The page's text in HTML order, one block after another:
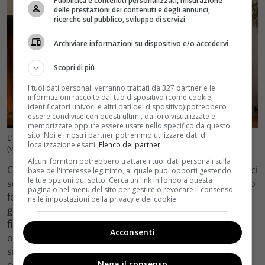
L’attrice Paola Michelini – foto profilo IG @paolmichelini
(velvetcinema.it)
Come riporta la nota testata digitale, tra le due sorelle ci
sono ben 5 anni di differenza, ma il loro legame è molto
forte.Oltre ad essere molto complici nella vita di tutti i
giorni, Paola e Giulia sono anche molto simili sul piano
fisico. Le due attrici, infatti, condividono i colori scuri di
occhi e capelli ed hanno dei lineamenti molto simili. Lo
si vede bene dalle numerose foto che entrambe
delle prestazioni dei contenuti e degli annunci,
ricerche sul pubblico, sviluppo di servizi
Archiviare informazioni su dispositivo e/o accedervi
Scopri di più
I tuoi dati personali verranno trattati da 327 partner e le
informazioni raccolte dal tuo dispositivo (come cookie,
identificatori univoci e altri dati del dispositivo) potrebbero
essere condivise con questi ultimi, da loro visualizzate e
memorizzate oppure essere usate nello specifico da questo
sito. Noi e i nostri partner potremmo utilizzare dati di
localizzazione esatti. Elenco dei partner.
Alcuni fornitori potrebbero trattare i tuoi dati personali sulla
base dell'interesse legittimo, al quale puoi opporti gestendo
le tue opzioni qui sotto. Cerca un link in fondo a questa
pagina o nel menu del sito per gestire o revocare il consenso
nelle impostazioni della privacy e dei cookie.
Acconsenti